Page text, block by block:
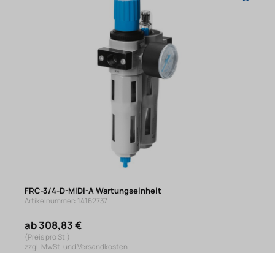
FRC-3/4-D-MIDI-A Wartungseinheit
Artikelnummer: 14162737
ab 308,83 €
(Preis pro St.)
zzgl. MwSt. und Versandkosten